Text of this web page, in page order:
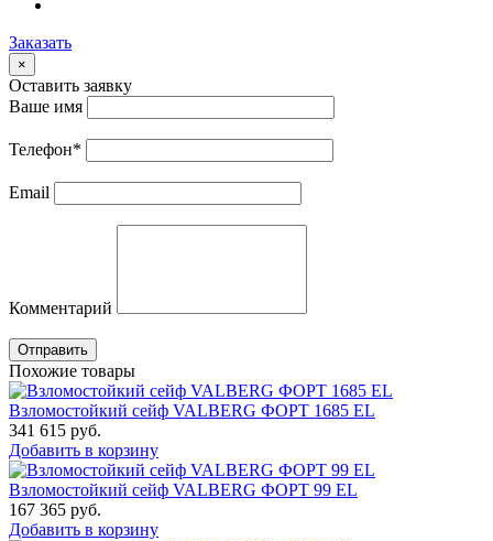
Заказать
×
Оставить заявку
Ваше имя
Телефон*
Email
Комментарий
Отправить
Похожие товары
Взломостойкий сейф VALBERG ФОРТ 1685 EL
341 615 руб.
Добавить в корзину
Взломостойкий сейф VALBERG ФОРТ 99 EL
167 365 руб.
Добавить в корзину